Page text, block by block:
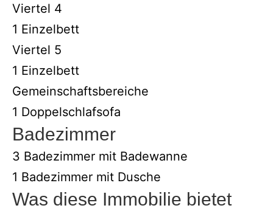
Viertel 4
1 Einzelbett
Viertel 5
1 Einzelbett
Gemeinschaftsbereiche
1 Doppelschlafsofa
Badezimmer
3 Badezimmer mit Badewanne
1 Badezimmer mit Dusche
Was diese Immobilie bietet